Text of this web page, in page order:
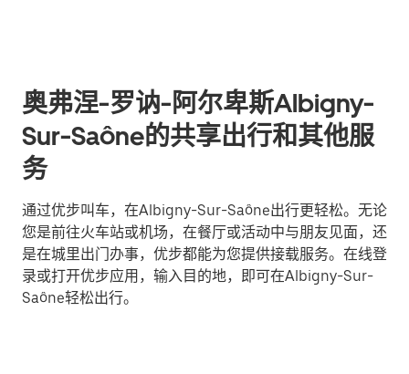
奥弗涅-罗讷-阿尔卑斯Albigny-
Sur-Saône的共享出行和其他服
务
通过优步叫车，在Albigny-Sur-Saône出行更轻松。无论
您是前往火车站或机场，在餐厅或活动中与朋友见面，还
是在城里出门办事，优步都能为您提供接载服务。在线登
录或打开优步应用，输入目的地，即可在Albigny-Sur-
Saône轻松出行。